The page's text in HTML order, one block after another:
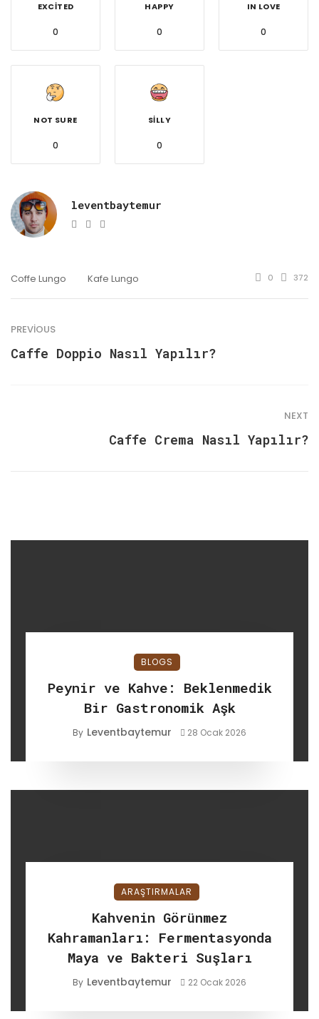
EXCITED
0
HAPPY
0
IN LOVE
0
NOT SURE
0
SILLY
0
leventbaytemur
e-
Website
Coffe Lungo Kafe Lungo 0 372
PREVIOUS
Caffe Doppio Nasıl Yapılır?
NEXT
Caffe Crema Nasıl Yapılır?
BLOGS
Peynir ve Kahve: Beklenmedik
Bir Gastronomik Aşk
By Leventbaytemur 28 Ocak 2026
ARAŞTIRMALAR
Kahvenin Görünmez
Kahramanları: Fermentasyonda
Maya ve Bakteri Suşları
By Leventbaytemur 22 Ocak 2026